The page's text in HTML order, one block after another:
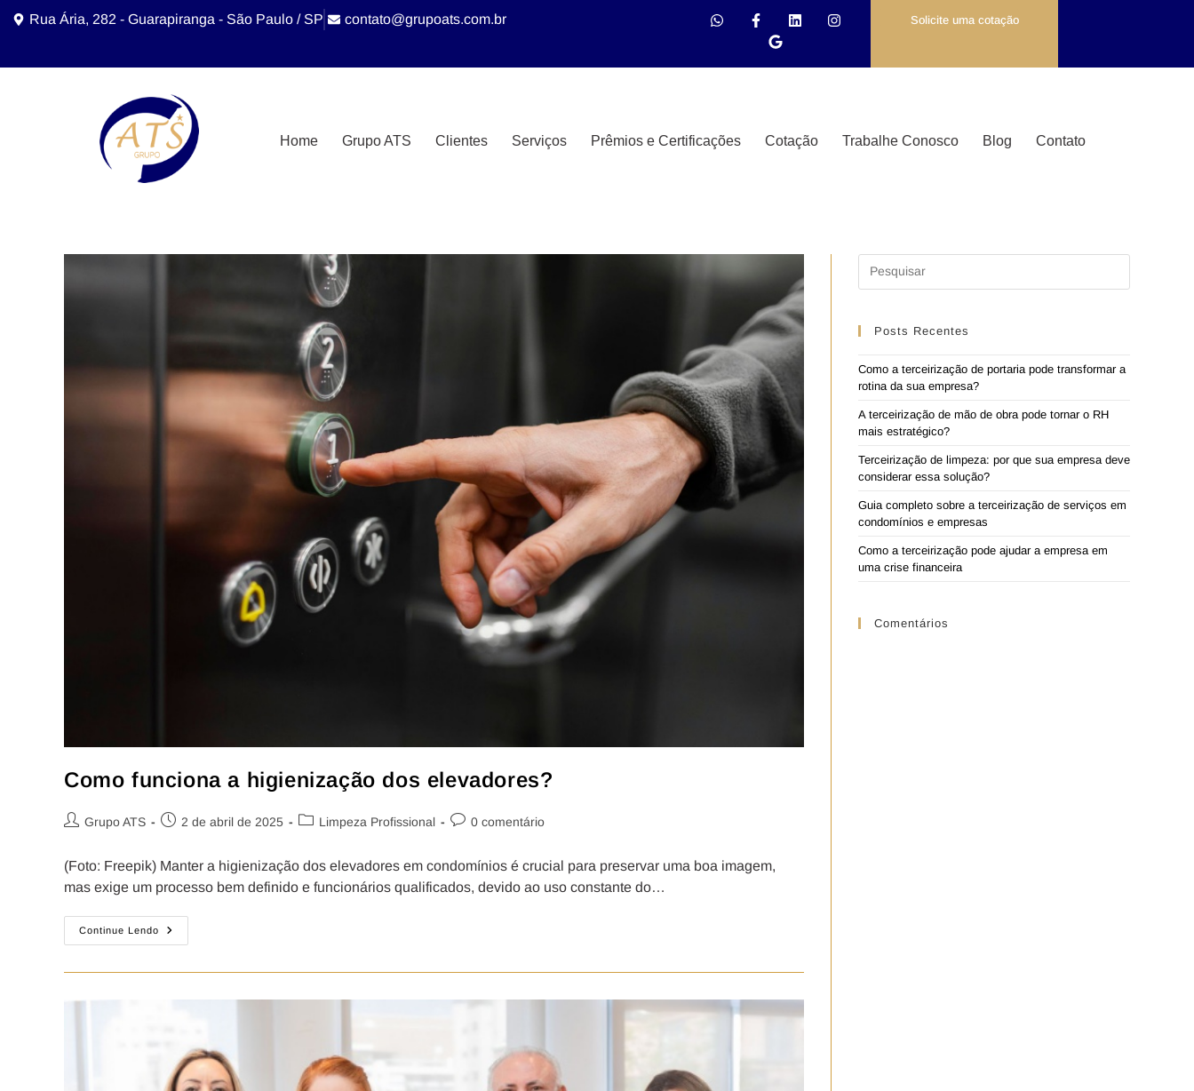
Rua Ária, 282 - Guarapiranga - São Paulo / SP contato@grupoats.com.br Solicite uma cotação
Home Grupo ATS Clientes Serviços Prêmios e Certificações Cotação Trabalhe Conosco Blog Contato
Como funciona a higienização dos elevadores?
Grupo ATS 2 de abril de 2025 Limpeza Profissional 0 comentário
(Foto: Freepik) Manter a higienização dos elevadores em condomínios é crucial para preservar uma boa imagem,
mas exige um processo bem definido e funcionários qualificados, devido ao uso constante do…
Continue Lendo
Posts Recentes
Como a terceirização de portaria pode transformar a
rotina da sua empresa?
A terceirização de mão de obra pode tornar o RH
mais estratégico?
Terceirização de limpeza: por que sua empresa deve
considerar essa solução?
Guia completo sobre a terceirização de serviços em
condomínios e empresas
Como a terceirização pode ajudar a empresa em
uma crise financeira
Comentários